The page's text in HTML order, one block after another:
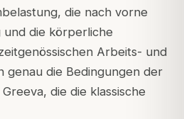
die nach vorne
die körperliche
Arbeits- und
genau die Bedingungen der
die die klassische